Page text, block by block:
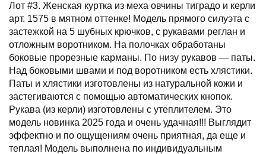
Лот #3. Женская куртка из меха овчины тиградо и керли
арт. 1575 в мятном оттенке! Модель прямого силуэта с
застежкой на 5 шубных крючков, с рукавами реглан и
отложным воротником. На полочках обработаны
боковые прорезные карманы. По низу рукавов — паты.
Над боковыми швами и под воротником есть хлястики.
Паты и хлястики изготовлены из натуральной кожи и
застегиваются с помощью автоматических кнопок.
Рукава (из керли) изготовлены с утеплителем. Это
модель новинка 2025 года и очень удачная!!! Выглядит
эффектно и по ощущениям очень приятная, да еще и
теплая! Модель выполнена по индивидуальным